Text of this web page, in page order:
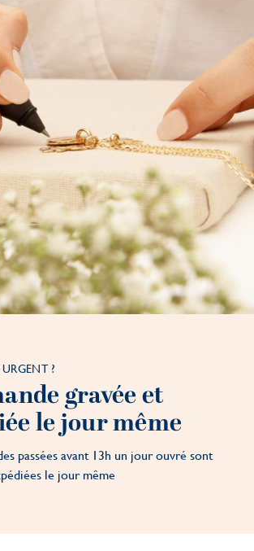
?
gravée et
le jour même
passées avant 13h un jour ouvré sont
le jour même